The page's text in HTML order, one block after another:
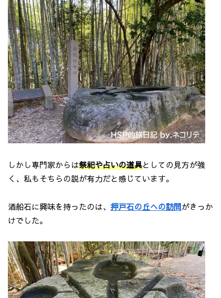
しかし専門家からは祭祀や占いの道具としての見方が強
く、私もそちらの説が有力だと感じています。
酒船石に興味を持ったのは、 押戸石の丘への訪問がきっか
けでした。